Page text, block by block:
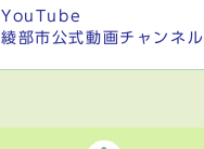
YouTube
綾部市公式動画チャンネル